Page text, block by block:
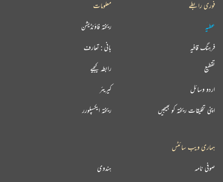
فوری رابطے
عطیہ
فرہنگ قافیہ
تقطیع
اردو وسائل
اپنی تخلیقات ریختہ کو بھیجیں
معلومات
ریختہ فاؤنڈیشن
بانی : تعارف
رابطہ کیجیے
کیریئر
ریختہ ایکسپلورر
ہماری ویب سائٹس
ہندوی صوفی نامہ